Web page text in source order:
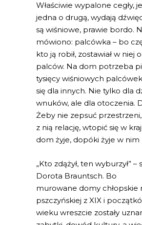
Właściwie wypalone cegły,
jedna o drugą, wydają
są wiśniowe, prawie bordo.
mówiono: palcówka – bo
kto ją robił, zostawiał w niej
palców. Na dom potrzeba
tysięcy wiśniowych
się dla innych. Nie tylko dla
wnuków, ale dla otoczenia.
Żeby nie zepsuć
z nią relację, wtopić się w
dom żyje, dopóki żyje w nim
„Kto zdążył, ten wyburzył” –
Dorota Brauntsch. Bo
murowane domy chłopskie
pszczyńskiej z XIX i
wieku wreszcie zostały